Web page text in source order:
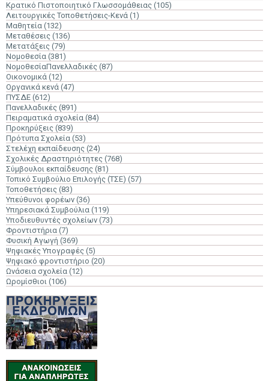
Κρατικό Πιστοποιητικό Γλωσσομάθειας (105)
Λειτουργικές Τοποθετήσεις-Κενά (1)
Μαθητεία (132)
Μεταθέσεις (136)
Μετατάξεις (79)
Νομοθεσία (381)
ΝομοθεσίαΠανελλαδικές (87)
Οικονομικά (12)
Οργανικά κενά (47)
ΠΥΣΔΕ (612)
Πανελλαδικές (891)
Πειραματικά σχολεία (84)
Προκηρύξεις (839)
Πρότυπα Σχολεία (53)
Στελέχη εκπαίδευσης (24)
Σχολικές Δραστηριότητες (768)
Σύμβουλοι εκπαίδευσης (81)
Τοπικό Συμβούλιο Επιλογής (ΤΣΕ) (57)
Τοποθετήσεις (83)
Υπεύθυνοι φορέων (36)
Υπηρεσιακά Συμβούλια (119)
Υποδιευθυντές σχολείων (73)
Φροντιστήρια (7)
Φυσική Αγωγή (369)
Ψηφιακές Υπογραφές (5)
Ψηφιακό φροντιστήριο (20)
Ωνάσεια σχολεία (12)
Ωρομίσθιοι (106)